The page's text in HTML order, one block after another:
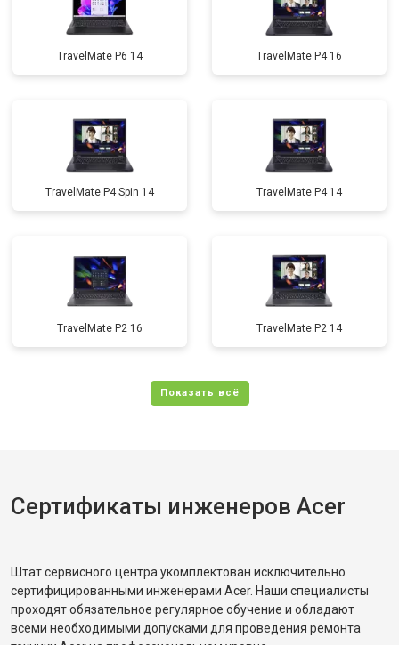
TravelMate P6 14 TravelMate P4 16
TravelMate P4 Spin 14 TravelMate P4 14
TravelMate P2 16 TravelMate P2 14
Сертификаты инженеров Acer
Штат сервисного центра укомплектован исключительно
сертифицированными инженерами Acer. Наши специалисты
проходят обязательное регулярное обучение и обладают
всеми необходимыми допусками для проведения ремонта